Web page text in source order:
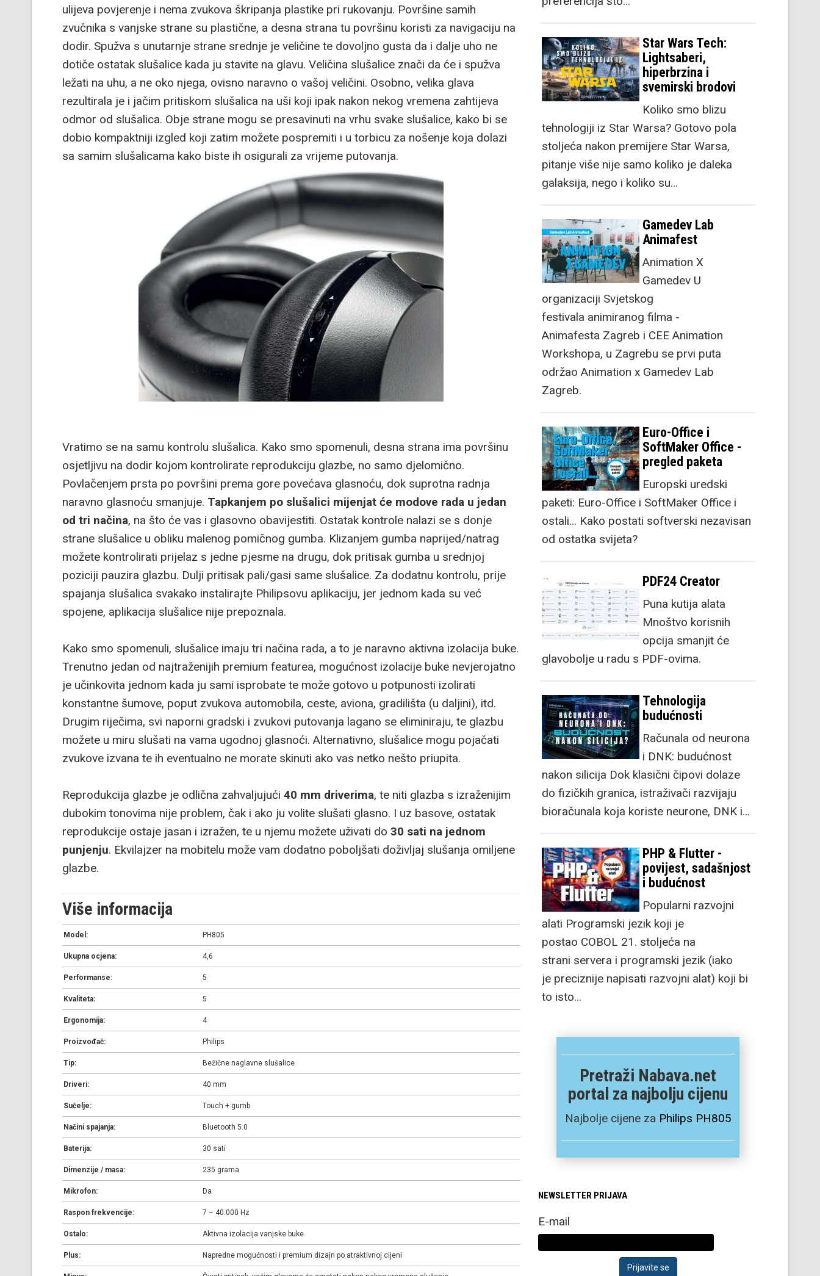
ulijeva povjerenje i nema zvukova škripanja plastike pri rukovanju. Površine samih
zvučnika s vanjske strane su plastične, a desna strana tu površinu koristi za navigaciju na
dodir. Spužva s unutarnje strane srednje je veličine te dovoljno gusta da i dalje uho ne
dotiče ostatak slušalice kada ju stavite na glavu. Veličina slušalice znači da će i spužva
ležati na uhu, a ne oko njega, ovisno naravno o vašoj veličini. Osobno, velika glava
rezultirala je i jačim pritiskom slušalica na uši koji ipak nakon nekog vremena zahtijeva
odmor od slušalica. Obje strane mogu se presavinuti na vrhu svake slušalice, kako bi se
dobio kompaktniji izgled koji zatim možete pospremiti i u torbicu za nošenje koja dolazi
sa samim slušalicama kako biste ih osigurali za vrijeme putovanja.
Vratimo se na samu kontrolu slušalica. Kako smo spomenuli, desna strana ima površinu
osjetljivu na dodir kojom kontrolirate reprodukciju glazbe, no samo djelomično.
Povlačenjem prsta po površini prema gore povećava glasnoću, dok suprotna radnja
naravno glasnoću smanjuje. Tapkanjem po slušalici mijenjat će modove rada u jedan
od tri načina, na što će vas i glasovno obavijestiti. Ostatak kontrole nalazi se s donje
strane slušalice u obliku malenog pomičnog gumba. Klizanjem gumba naprijed/natrag
možete kontrolirati prijelaz s jedne pjesme na drugu, dok pritisak gumba u srednjoj
poziciji pauzira glazbu. Dulji pritisak pali/gasi same slušalice. Za dodatnu kontrolu, prije
spajanja slušalica svakako instalirajte Philipsovu aplikaciju, jer jednom kada su već
spojene, aplikacija slušalice nije prepoznala.
Kako smo spomenuli, slušalice imaju tri načina rada, a to je naravno aktivna izolacija buke.
Trenutno jedan od najtraženijih premium featurea, mogućnost izolacije buke nevjerojatno
je učinkovita jednom kada ju sami isprobate te može gotovo u potpunosti izolirati
konstantne šumove, poput zvukova automobila, ceste, aviona, gradilišta (u daljini), itd.
Drugim riječima, svi naporni gradski i zvukovi putovanja lagano se eliminiraju, te glazbu
možete u miru slušati na vama ugodnoj glasnoći. Alternativno, slušalice mogu pojačati
zvukove izvana te ih eventualno ne morate skinuti ako vas netko nešto priupita.
Reprodukcija glazbe je odlična zahvaljujući 40 mm driverima, te niti glazba s izraženijim
dubokim tonovima nije problem, čak i ako ju volite slušati glasno. I uz basove, ostatak
reprodukcije ostaje jasan i izražen, te u njemu možete uživati do 30 sati na jednom
punjenju. Ekvilajzer na mobitelu može vam dodatno poboljšati doživljaj slušanja omiljene
glazbe.
Više informacija
Model: PH805
Ukupna ocjena: 4,6
Performanse: 5
Kvaliteta: 5
Ergonomija: 4
Proizvođač: Philips
Tip: Bežične naglavne slušalice
Driveri: 40 mm
Sučelje: Touch + gumb
Načini spajanja: Bluetooth 5.0
Baterija: 30 sati
Dimenzije / masa: 235 grama
Mikrofon: Da
Raspon frekvencije: 7 – 40.000 Hz
Ostalo: Aktivna izolacija vanjske buke
Plus: Napredne mogućnosti i premium dizajn po atraktivnoj cijeni
Star Wars Tech:
Lightsaberi,
hiperbrzina i
svemirski brodovi
Koliko smo blizu
tehnologiji iz Star Warsa? Gotovo pola
stoljeća nakon premijere Star Warsa,
pitanje više nije samo koliko je daleka
galaksija, nego i koliko su…
Gamedev Lab
Animafest
Animation X
Gamedev U
organizaciji Svjetskog
festivala animiranog filma -
Animafesta Zagreb i CEE Animation
Workshopa, u Zagrebu se prvi puta
održao Animation x Gamedev Lab
Zagreb.
Euro-Office i
SoftMaker Office -
pregled paketa
Europski uredski
paketi: Euro-Office i SoftMaker Office i
ostali... Kako postati softverski nezavisan
od ostatka svijeta?
PDF24 Creator
Puna kutija alata
Mnoštvo korisnih
opcija smanjit će
glavobolje u radu s PDF-ovima.
Tehnologija
budućnosti
Računala od neurona
i DNK: budućnost
nakon silicija Dok klasični čipovi dolaze
do fizičkih granica, istraživači razvijaju
bioračunala koja koriste neurone, DNK i…
PHP & Flutter -
povijest, sadašnjost
i budućnost
Popularni razvojni
alati Programski jezik koji je
postao COBOL 21. stoljeća na
strani servera i programski jezik (iako
je preciznije napisati razvojni alat) koji bi
to isto…
Pretraži Nabava.net
portal za najbolju cijenu
Najbolje cijene za Philips PH805
NEWSLETTER PRIJAVA
E-mail